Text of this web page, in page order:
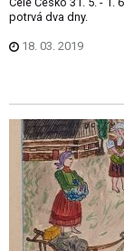
potrvá dva dny.
18. 03. 2019